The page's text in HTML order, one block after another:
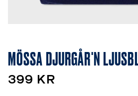
leveranstider
LEVERANS
Laddar...
MÖSSA DJURGÅR'N
399 KR